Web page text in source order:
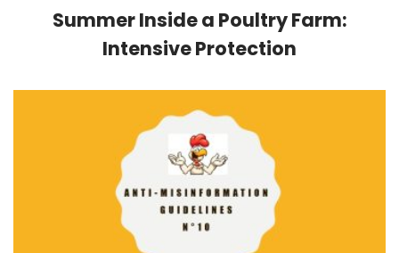
Summer Inside a Poultry Farm:
Intensive Protection